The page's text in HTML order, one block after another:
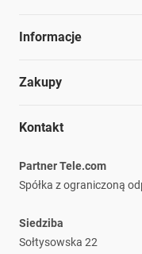
O firmie
Struktura organizacyjna
Nasze marki
Informacje
Blog
Informacje prawne
Zakupy
Regulamin
Płatność i dostawa
Reklamacje i zwroty
Kontakt
Partner Tele.com
Spółka z ograniczoną
Siedziba
Sołtysowska 22